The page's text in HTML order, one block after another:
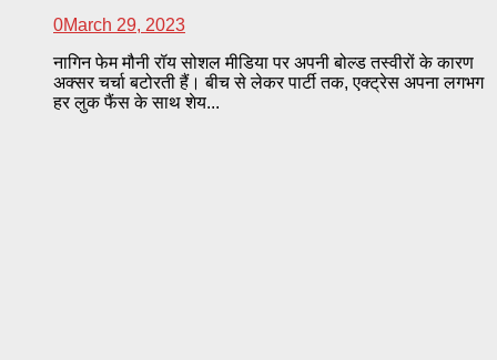
0March 29, 2023
नागिन फेम मौनी रॉय सोशल मीडिया पर अपनी बोल्ड तस्वीरों के कारण
अक्सर चर्चा बटोरती हैं। बीच से लेकर पार्टी तक, एक्ट्रेस अपना लगभग
हर लुक फैंस के साथ शेय...